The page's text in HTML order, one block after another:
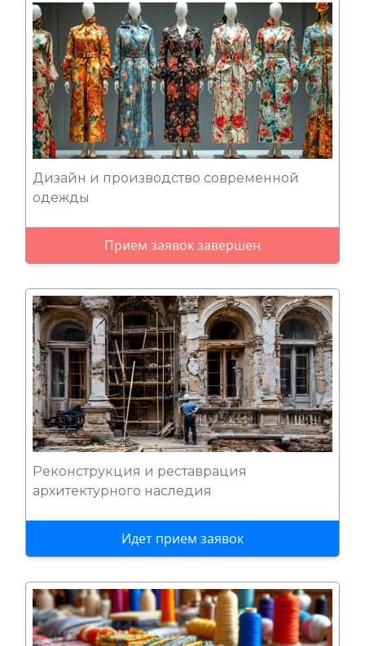
Дизайн и производство современной
одежды
Прием заявок завершен
Реконструкция и реставрация
архитектурного наследия
Идет прием заявок